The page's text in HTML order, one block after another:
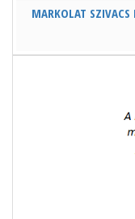
MARKOLAT